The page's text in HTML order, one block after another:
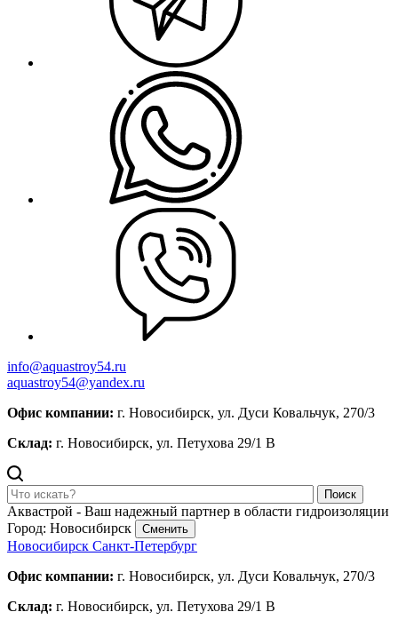
info@aquastroy54.ru
aquastroy54@yandex.ru
Офис компании: г. Новосибирск, ул. Дуси Ковальчук, 270/3
Склад: г. Новосибирск, ул. Петухова 29/1 В
Поиск
Аквастрой - Ваш надежный партнер в области гидроизоляции
Город: Новосибирск
Сменить
Новосибирск Санкт-Петербург
Офис компании: г. Новосибирск, ул. Дуси Ковальчук, 270/3
Склад: г. Новосибирск, ул. Петухова 29/1 В